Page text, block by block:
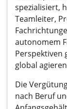
spezialisiert,
Teamleiter,
autonomem
Perspektiven
global
Die
nach Beruf